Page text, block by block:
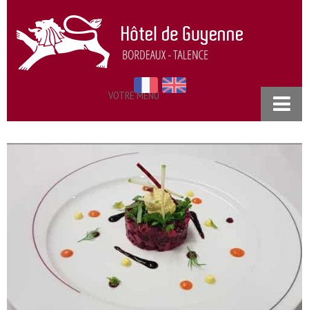
VOTRE MENU
NOS CHAMBRES
RESTAURANT
SÉMINAIRES
TARIFS
PRATIQUE
ACCÈS & CONTACT